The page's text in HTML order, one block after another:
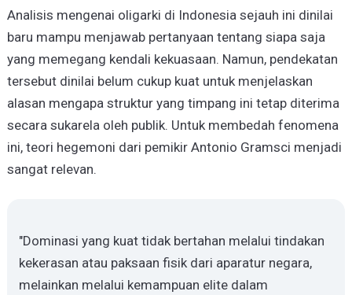
Analisis mengenai oligarki di Indonesia sejauh ini dinilai
baru mampu menjawab pertanyaan tentang siapa saja
yang memegang kendali kekuasaan. Namun, pendekatan
tersebut dinilai belum cukup kuat untuk menjelaskan
alasan mengapa struktur yang timpang ini tetap diterima
secara sukarela oleh publik. Untuk membedah fenomena
ini, teori hegemoni dari pemikir Antonio Gramsci menjadi
sangat relevan.
"Dominasi yang kuat tidak bertahan melalui tindakan
kekerasan atau paksaan fisik dari aparatur negara,
melainkan melalui kemampuan elite dalam